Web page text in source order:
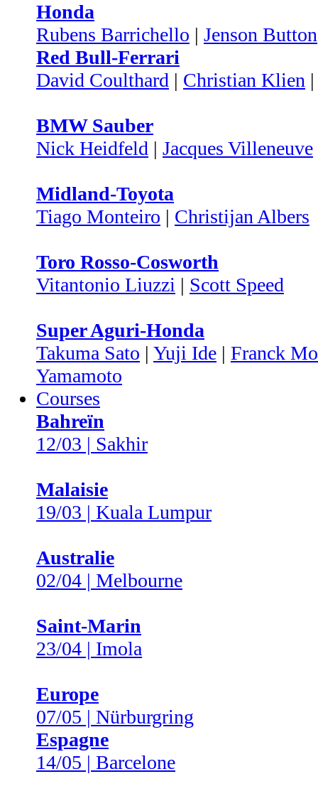
Honda
Rubens Barrichello | Jenson Button
Red Bull-Ferrari
David Coulthard | Christian Klien
BMW Sauber
Nick Heidfeld | Jacques Villeneuve
Midland-Toyota
Tiago Monteiro | Christijan Albers
Toro Rosso-Cosworth
Vitantonio Liuzzi | Scott Speed
Super Aguri-Honda
Takuma Sato | Yuji Ide | Franck
Yamamoto
Courses
Bahreïn
12/03 | Sakhir
Malaisie
19/03 | Kuala Lumpur
Australie
02/04 | Melbourne
Saint-Marin
23/04 | Imola
Europe
07/05 | Nürburgring
Espagne
14/05 | Barcelone